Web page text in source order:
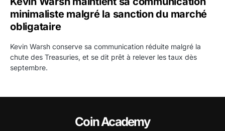
minimaliste malgré la sanction du marché
obligataire
Kevin Warsh conserve sa communication réduite malgré la
chute des Treasuries, et se dit prêt à relever les taux dès
septembre.
Coin Academy